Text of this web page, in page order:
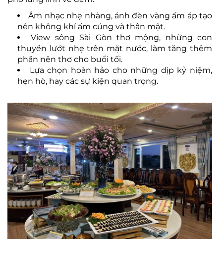
Âm nhạc nhẹ nhàng, ánh đèn vàng ấm áp tạo
nên không khí ấm cúng và thân mật.
View sông Sài Gòn thơ mộng, những con
thuyền lướt nhẹ trên mặt nước, làm tăng thêm
phần nên thơ cho buổi tối.
Lựa chọn hoàn hảo cho những dịp kỷ niệm,
hẹn hò, hay các sự kiện quan trọng.